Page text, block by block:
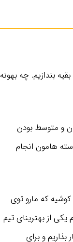
بندازیم. چه بهونه
و متوسط بودن
هامون انجام
که مارو توی
از بهترینای تیم
و برای